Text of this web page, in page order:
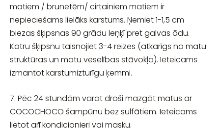
matiem / brunetēm/ cirtainiem matiem ir
nepieciešams lielāks karstums. Ņemiet 1-1,5 cm
biezas šķipsnas 90 grādu leņķī pret galvas ādu.
Katru šķipsnu taisnojiet 3-4 reizes (atkarīgs no matu
struktūras un matu veselības stāvokļa). Ieteicams
izmantot karstumizturīgu ķemmi.
7. Pēc 24 stundām varat droši mazgāt matus ar
COCOCHOCO šampūnu bez sulfātiem. Ieteicams
lietot arī kondicionieri vai masku.